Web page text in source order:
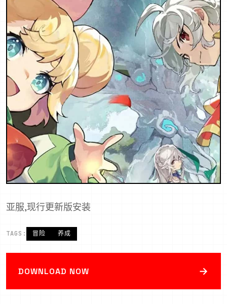
亚服,现行更新版安装
TAGS: 冒险 养成
DOWNLOAD NOW →